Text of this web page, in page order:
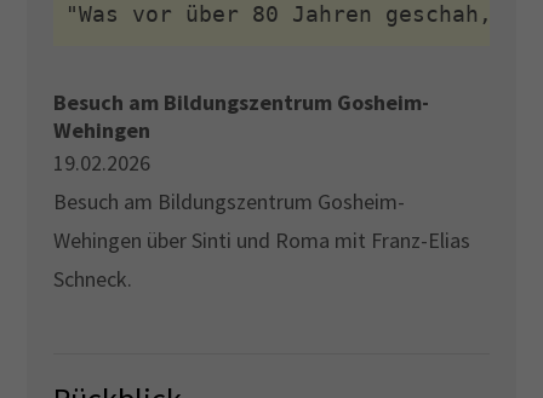
"Was vor über 80 Jahren geschah,
Besuch am Bildungszentrum Gosheim-
Wehingen
19.02.2026
Besuch am Bildungszentrum Gosheim-
Wehingen über Sinti und Roma mit Franz-Elias
Schneck.